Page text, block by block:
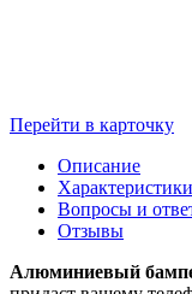
Перейти в карточку
Описание
Характеристики
Вопросы и
Отзывы
Алюминиевый